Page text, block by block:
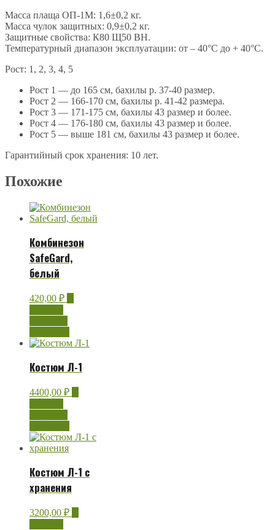
Масса плаща ОП-1М: 1,6±0,2 кг.
Масса чулок защитных: 0,9±0,2 кг.
Защитные свойства: К80 Щ50 ВН.
Температурный диапазон эксплуатации: от – 40°С до + 40°С.
Рост: 1, 2, 3, 4, 5
Рост 1 — до 165 см, бахилы р. 37-40 размер.
Рост 2 — 166-170 см, бахилы р. 41-42 размера.
Рост 3 — 171-175 см, бахилы 43 размер и более.
Рост 4 — 176-180 см, бахилы 43 размер и более.
Рост 5 — выше 181 см, бахилы 43 размер и более.
Гарантийный срок хранения: 10 лет.
Похожие
Комбинезон
SafeGard,
белый
420,00 ₽
Костюм Л-1
4400,00 ₽
Костюм Л-1 с
хранения
3200,00 ₽